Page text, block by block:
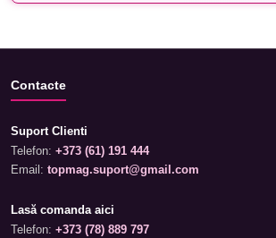
Contacte
Suport Clienti
Telefon: +373 (61) 191 444
Email: topmag.suport@gmail.com
Lasă comanda aici
Telefon: +373 (78) 889 797